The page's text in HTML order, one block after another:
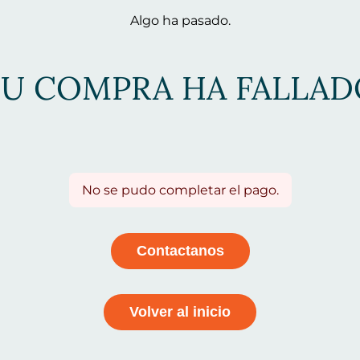
Algo ha pasado.
COMPRA HA
No se pudo completar el pago.
Contactanos
Volver al inicio